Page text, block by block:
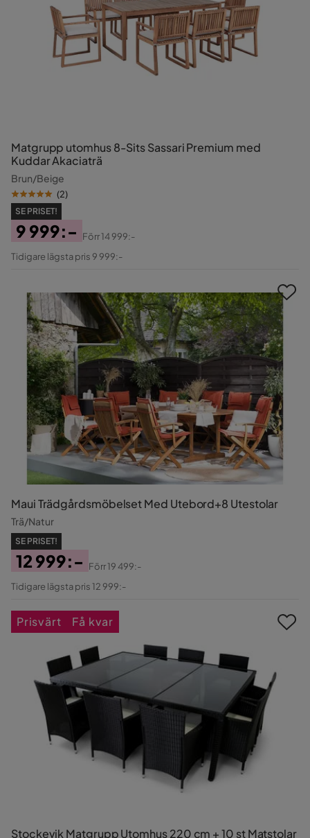
Matgrupp utomhus 8-Sits Sassari Premium med
Kuddar Akaciaträ
Brun/Beige
(2)
SE PRISET!
Pris
9 999:-
Original
Förr14 999:-
Tidigare lägsta pris 9 999:-
Maui Trädgårdsmöbelset Med Utebord+8 Utestolar
Trä/Natur
SE PRISET!
Pris
12 999:-
Original
Förr19 499:-
Tidigare lägsta pris 12 999:-
Stockevik Matgrupp Utomhus 220 cm + 10 st Matstolar
Prisvärt Få kvar